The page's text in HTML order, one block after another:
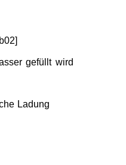
gefüllt wird
Ladung